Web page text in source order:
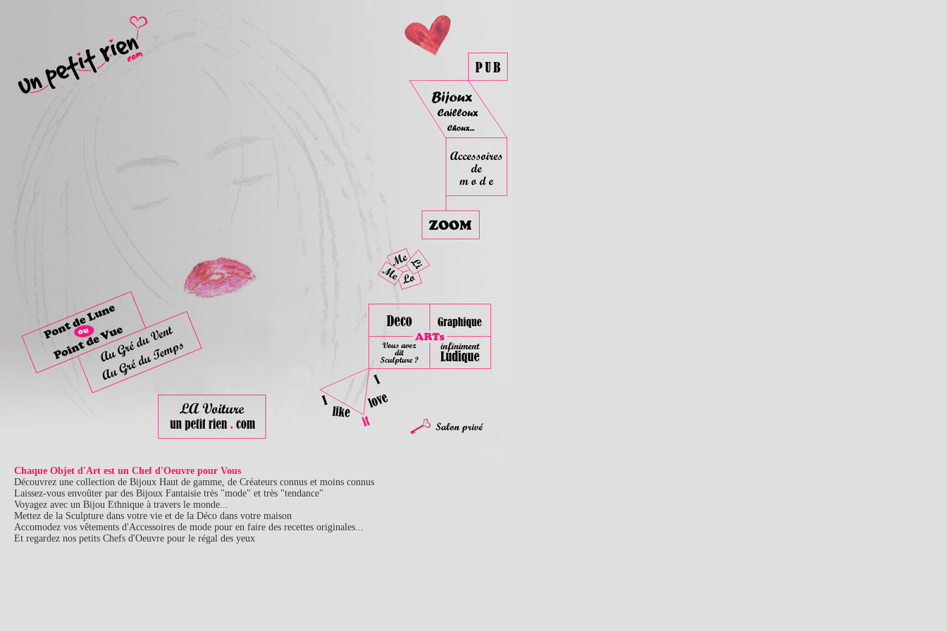
Chaque Objet d'Art est un Chef d'Oeuvre pour Vous
Découvrez une collection de Bijoux Haut de gamme, de Créateurs connus et moins connus
Laissez-vous envoûter par des Bijoux Fantaisie très "mode" et très "tendance"
Voyagez avec un Bijou Ethnique à travers le monde...
Mettez de la Sculpture dans votre vie et de la Déco dans votre maison
Accomodez vos vêtements d'Accessoires de mode pour en faire des recettes originales...
Et regardez nos petits Chefs d'Oeuvre pour le régal des yeux